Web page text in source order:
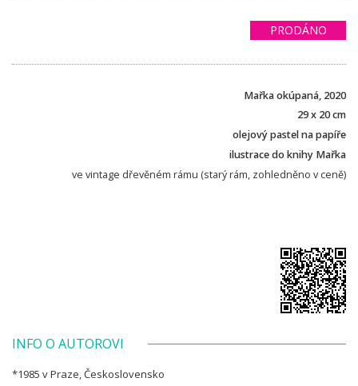
PRODÁNO
Mařka okúpaná, 2020
29 x 20 cm
olejový pastel na papíře
ilustrace do knihy Mařka
ve vintage dřevěném rámu (starý rám, zohledněno v ceně)
INFO O AUTOROVI
*1985 v Praze, Československo